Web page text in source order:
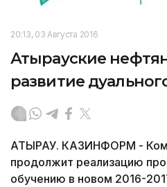
20:13, 03 Августа 2016
Атырауские
развитие
АТЫРАУ. КАЗИНФОРМ -
продолжит реализацию
обучению в новом 2016-